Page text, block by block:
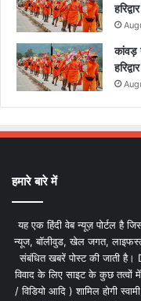
कांवड़
हमारे बारे में
यह एक हिंदी वेब न्यूज़ पोर्टल है
न्यूज, बॉलीवुड, खेल जगत,
संबंधित खबरें पोस्ट की जाती
विवाद के लिए साइट के कुछ तत्वों में
/ विडियो आदि ) शामिल होगी